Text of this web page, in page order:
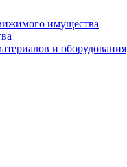
имущества
и оборудования